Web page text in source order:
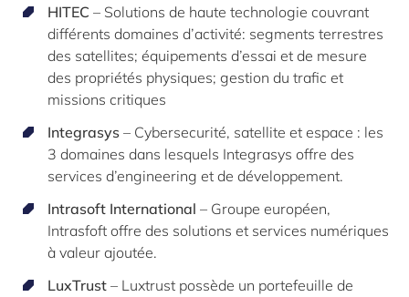
HITEC – Solutions de haute technologie couvrant
différents domaines d’activité: segments terrestres
des satellites; équipements d’essai et de mesure
des propriétés physiques; gestion du trafic et
missions critiques
Integrasys – Cybersecurité, satellite et espace : les
3 domaines dans lesquels Integrasys offre des
services d’engineering et de développement.
Intrasoft International – Groupe européen,
Intrasfoft offre des solutions et services numériques
à valeur ajoutée.
LuxTrust – Luxtrust possède un portefeuille de